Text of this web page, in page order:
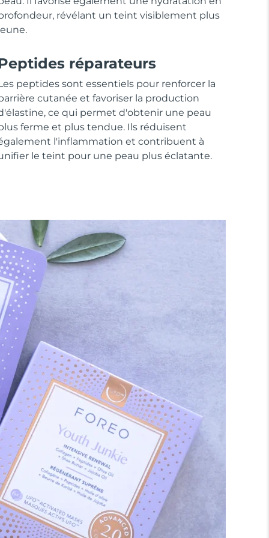
révélant un teint visiblement plus
réparateurs
peptides sont essentiels pour renforcer la
cutanée et favoriser la production
ce qui permet d'obtenir une peau
ferme et plus tendue. Ils réduisent
l'inflammation et contribuent à
le teint pour une peau plus éclatante.